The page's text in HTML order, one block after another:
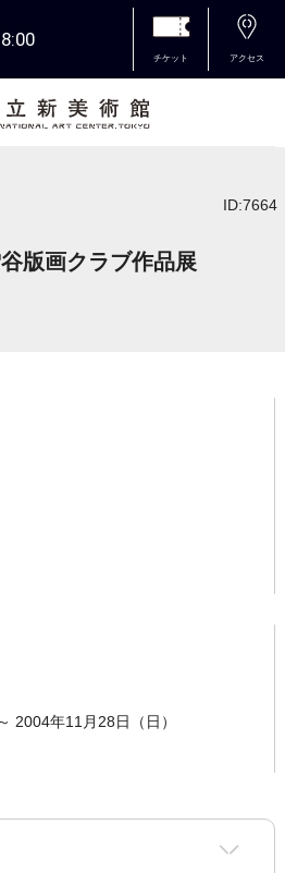
チケット アクセス
ID:7664
版画クラブ作品展
2004年11月28日（日）